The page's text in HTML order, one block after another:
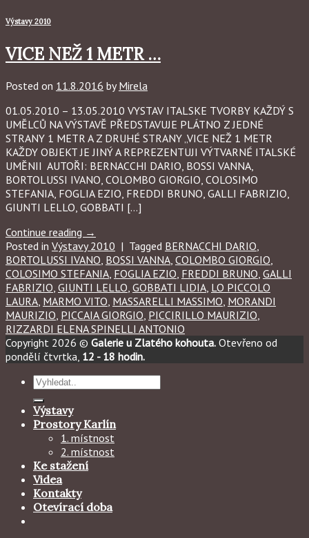
Výstavy 2010
VICE NEŽ 1 METR …
Posted on 11.8.2016 byMirela
01.05.2010 – 13.05.2010 VYSTAV ITALSKE TVORBY KAŽDÝ S
UMĚLCŮ NA VÝSTAVĚ PŘEDSTAVUJE PLÁTNO Z JEDNÉ
STRANY 1 METR A Z DRUHÉ STRANY „VICE NEŽ 1 METR
KAŽDY OBJEKT JE JINÝ A REPREZENTUJI VÝTVARNÉ ITALSKÉ
UMĚNII AUTOŘI: BERNACCHI DARIO, BOSSI VANNA,
BORTOLUSSI IVANO, COLOMBO GIORGIO, COLOSIMO
STEFANIA, FOGLIA EZIO, FREDDI BRUNO, GALLI FABRIZIO,
GIUNTI LELLO, GOBBATI […]
Continue reading →
Posted in Výstavy 2010 | Tagged BERNACCHI DARIO
BORTOLUSSI IVANO BOSSI VANNA COLOMBO GIORGIO
COLOSIMO STEFANIA FOGLIA EZIO FREDDI BRUNO GALLI
FABRIZIO GIUNTI LELLO GOBBATI LIDIA LO PICCOLO
LAURA MARMO VITO MASSARELLI MASSIMO MORANDI
MAURIZIO PICCAIA GIORGIO PICCIRILLO MAURIZIO
RIZZARDI ELENA SPINELLI ANTONIO
Copyright 2026 © Galerie u Zlatého kohouta. Otevřeno od
pondělí čtvrtka, 12 - 18 hodin.
Hledat:
Výstavy
Prostory Karlín
1. místnost
2. místnost
Ke stažení
Videa
Kontakty
Otevírací doba